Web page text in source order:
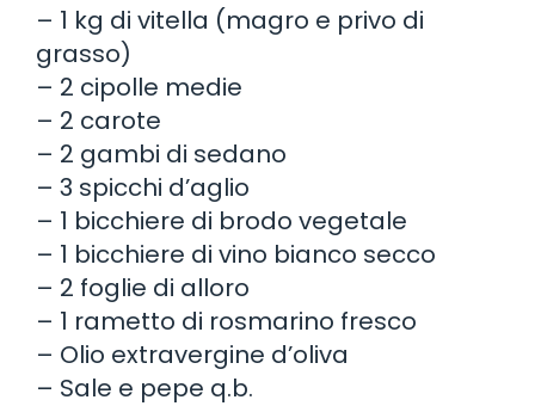
– 1 kg di vitella (magro e privo di
grasso)
– 2 cipolle medie
– 2 carote
– 2 gambi di sedano
– 3 spicchi d’aglio
– 1 bicchiere di brodo vegetale
– 1 bicchiere di vino bianco secco
– 2 foglie di alloro
– 1 rametto di rosmarino fresco
– Olio extravergine d’oliva
– Sale e pepe q.b.